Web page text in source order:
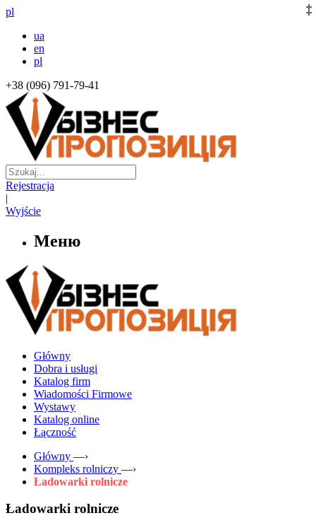
pl
ua
en
pl
+38 (096) 791-79-41
Rejestracja
|
Wyjście
Меню
Główny
Dobra i usługi
Katalog firm
Wiadomości Firmowe
Wystawy
Katalog online
Łączność
Główny —›
Kompleks rolniczy —›
Ładowarki rolnicze
Ładowarki rolnicze